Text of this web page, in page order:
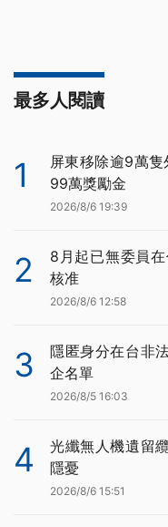
最多人閱讀
1
屏東移除逾9萬
99萬獎勵金
2026/8/6 19:39
2
8月起已無委員
核准
2026/8/6 12:58
3
隱匿身分在台非
企名單
2026/8/5 16:03
4
光纖無人機遺留
隱憂
2026/8/6 15:51